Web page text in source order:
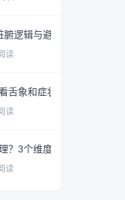
腑逻辑与避坑指南｜科学护
读
舌象和症状
读
？3个维度帮你科学改善
读